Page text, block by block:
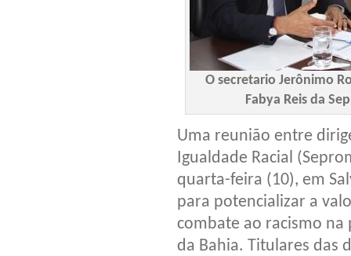
O secretario Jerônimo
Fabya Reis da
Uma reunião entre
Igualdade Racial
quarta-feira (10), em
para potencializar a
combate ao racismo na
da Bahia. Titulares das